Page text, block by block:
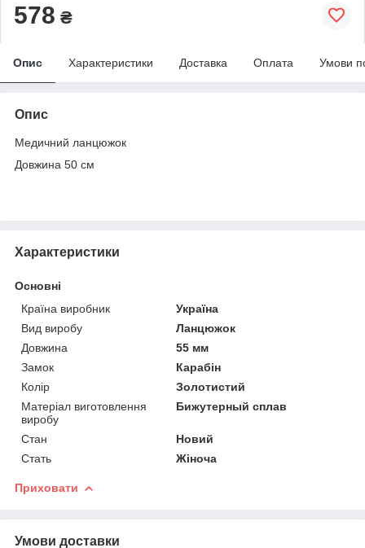
578 ₴
Опис Характеристики Доставка Оплата Умови
Опис
Медичний ланцюжок
Довжина 50 см
Характеристики
Основні
Країна виробник
Україна
Вид виробу
Ланцюжок
Довжина
55 мм
Замок
Карабін
Колір
Золотистий
Матеріал виготовлення
виробу
Бижутерный сплав
Стан
Новий
Стать
Жіноча
Приховати
Умови доставки